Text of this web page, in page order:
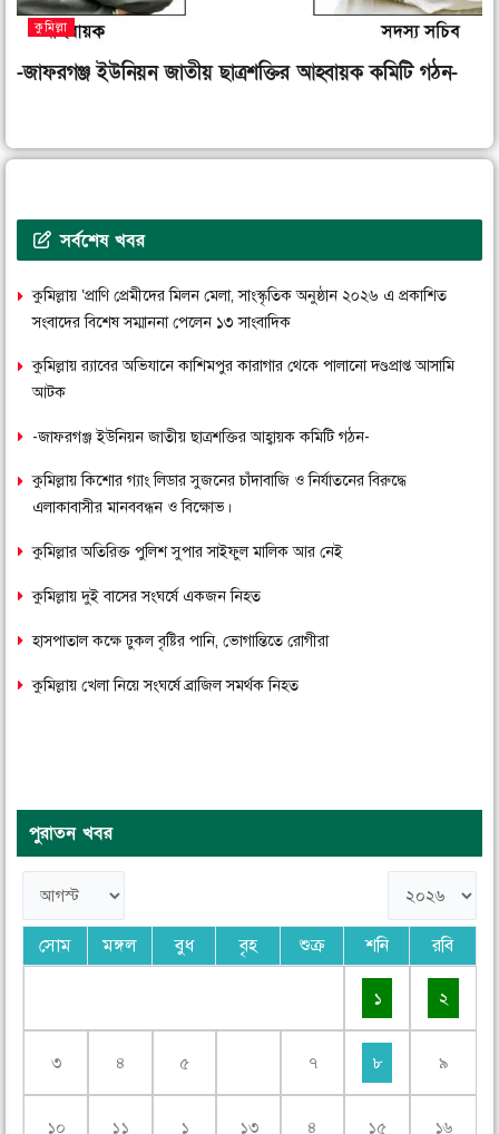
কুমিল্লা
-জাফরগঞ্জ ইউনিয়ন জাতীয় ছাত্রশক্তির আহ্বায়ক কমিটি গঠন-
সর্বশেষ খবর
কুমিল্লায় ‘প্রাণি প্রেমীদের মিলন মেলা, সাংস্কৃতিক অনুষ্ঠান ২০২৬ এ প্রকাশিত
সংবাদের বিশেষ সম্মাননা পেলেন ১৩ সাংবাদিক
কুমিল্লায় র‌্যাবের অভিযানে কাশিমপুর কারাগার থেকে পালানো দণ্ডপ্রাপ্ত আসামি
আটক
-জাফরগঞ্জ ইউনিয়ন জাতীয় ছাত্রশক্তির আহ্বায়ক কমিটি গঠন-
কুমিল্লায় কিশোর গ্যাং লিডার সুজনের চাঁদাবাজি ও নির্যাতনের বিরুদ্ধে
এলাকাবাসীর মানববন্ধন ও বিক্ষোভ।
কুমিল্লার অতিরিক্ত পুলিশ সুপার সাইফুল মালিক আর নেই
কুমিল্লায় দুই বাসের সংঘর্ষে একজন নিহত
হাসপাতাল কক্ষে ঢুকল বৃষ্টির পানি, ভোগান্তিতে রোগীরা
কুমিল্লায় খেলা নিয়ে সংঘর্ষে ব্রাজিল সমর্থক নিহত
পুরাতন খবর
সোম মঙ্গল বুধ বৃহ শুক্র শনি রবি
১ ২
৩ ৪ ৫ ৭ ৮ ৯
১০ ১১ ১ ১৩ ৪ ১৫ ১৬